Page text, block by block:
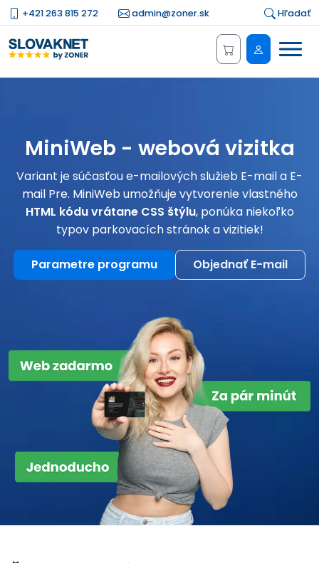
+421 263 815 272 admin@zoner.sk Hľadať
Menu
MiniWeb - webová vizitka
Variant je súčasťou e-mailových služieb E-mail a E-
mail Pre. MiniWeb umožňuje vytvorenie vlastného
HTML kódu vrátane CSS štýlu, ponúka niekoľko
typov parkovacích stránok a vizitiek!
Parametre programu Objednať E-mail